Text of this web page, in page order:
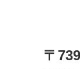
〒